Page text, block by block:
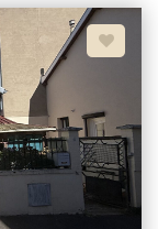
AVEC CHAMBRE
ET WC.
3 ans , poêle à
AINSI QUE
ALIMINIUM,
ET BUS. RUE
A VISITER